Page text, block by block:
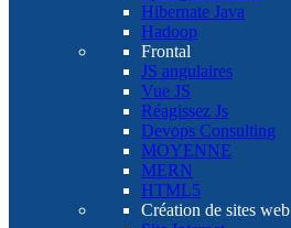
Hibernate Java
Hadoop
Frontal
JS angulaires
Vue JS
Réagissez Js
Devops Consulting
MOYENNE
MERN
HTML5
Création de sites web